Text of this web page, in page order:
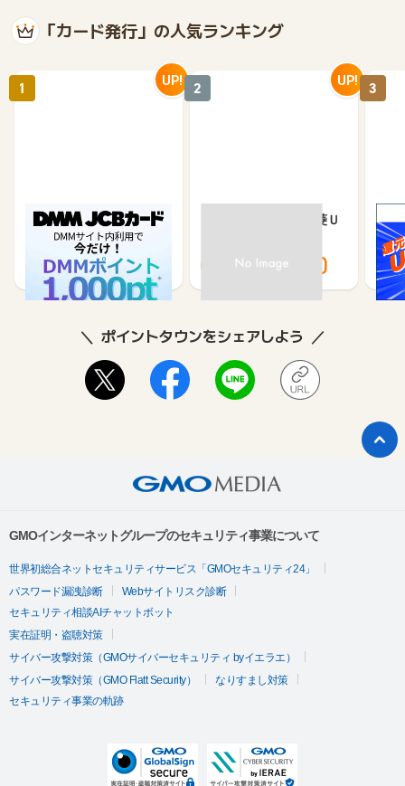
「カード発行」の人気ランキング
DMM JCBカード（発
3,000 5,500
1 UP!
【過去最高還元】三菱Ｕ
8,000 12,000
2 UP!
※合
※【
シ
3
ポイントタウンをシェアしよう
GMOインターネットグループのセキュリティ事業について
世界初総合ネットセキュリティサービス「GMOセキュリティ24」
パスワード漏洩診断
Webサイトリスク診断
セキュリティ相談AIチャットボット
実在証明・盗聴対策
サイバー攻撃対策（GMOサイバーセキュリティ byイエラエ）
サイバー攻撃対策（GMO Flatt Security）
なりすまし対策
セキュリティ事業の軌跡